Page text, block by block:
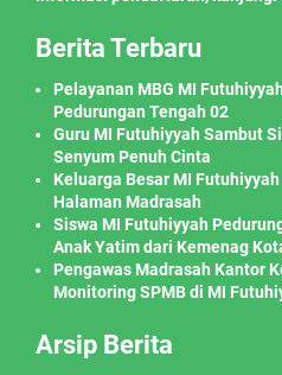
Berita Terbaru
Pelayanan MBG MI
Pedurungan Tengah 02
Guru MI Futuhiyyah Sambut
Senyum Penuh Cinta
Keluarga Besar MI
Halaman Madrasah
Siswa MI Futuhiyyah
Anak Yatim dari Kemenag
Pengawas Madrasah Kantor
Monitoring SPMB di MI
Arsip Berita